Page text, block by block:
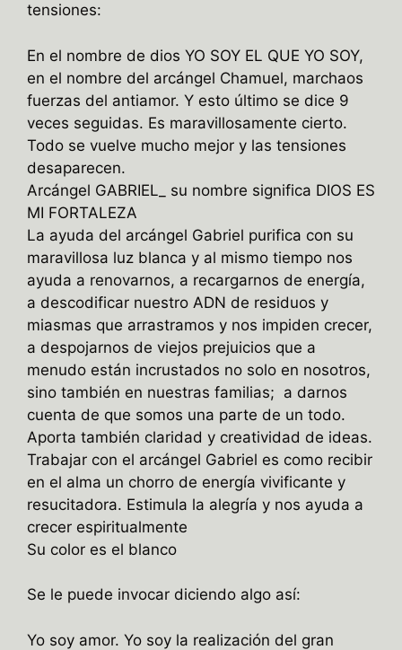
tensiones:
En el nombre de dios YO SOY EL QUE YO SOY,
en el nombre del arcángel Chamuel, marchaos
fuerzas del antiamor. Y esto último se dice 9
veces seguidas. Es maravillosamente cierto.
Todo se vuelve mucho mejor y las tensiones
desaparecen.
Arcángel GABRIEL_ su nombre significa DIOS ES
MI FORTALEZA
La ayuda del arcángel Gabriel purifica con su
maravillosa luz blanca y al mismo tiempo nos
ayuda a renovarnos, a recargarnos de energía,
a descodificar nuestro ADN de residuos y
miasmas que arrastramos y nos impiden crecer,
a despojarnos de viejos prejuicios que a
menudo están incrustados no solo en nosotros,
sino también en nuestras familias; a darnos
cuenta de que somos una parte de un todo.
Aporta también claridad y creatividad de ideas.
Trabajar con el arcángel Gabriel es como recibir
en el alma un chorro de energía vivificante y
resucitadora. Estimula la alegría y nos ayuda a
crecer espiritualmente
Su color es el blanco
Se le puede invocar diciendo algo así:
Yo soy amor. Yo soy la realización del gran